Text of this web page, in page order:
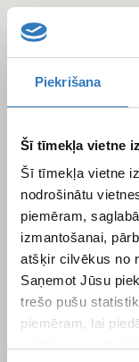
Piekrišana
Šī tīmekļa vietne
Šī tīmekļa vietne
nodrošinātu
piemēram,
izmantošanai,
atšķir cilvēkus no
Saņemot Jūsu
trešo pušu
piemēram, lai
Перейти
основному
содержанию